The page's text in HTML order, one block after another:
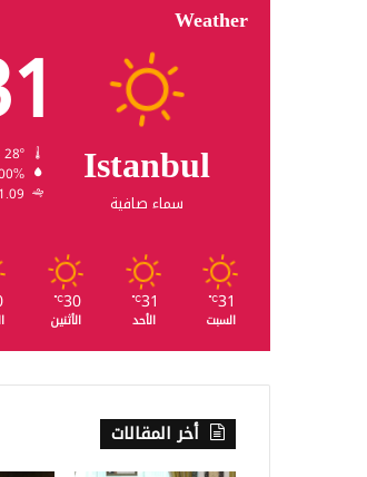
Weather
Istanbul
سماء صافية
1.09 كيلومتر/ساعة
31
℃
السبت
31
℃
الأحد
30
℃
الأثنين
أخر المقالات